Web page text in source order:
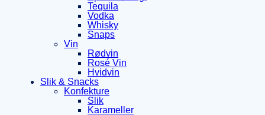
Tequila
Vodka
Whisky
Snaps
Vin
Rødvin
Rosé Vin
Hvidvin
Slik & Snacks
Konfekture
Slik
Karameller